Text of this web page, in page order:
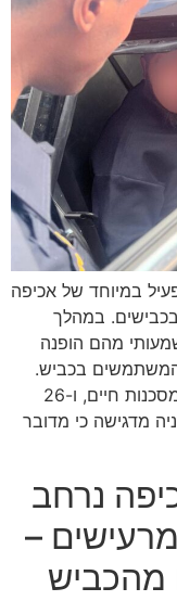
במיוחד של אכיפה
במהלך
חלק משמעותי מהם הופנה
המשתמשים בכביש.
מתוך כלל הדוחות, 45 ניתנו על עבירות המסכנות חיים, ו-26
מדגישה כי מדובר
נרחב
–
מהכביש